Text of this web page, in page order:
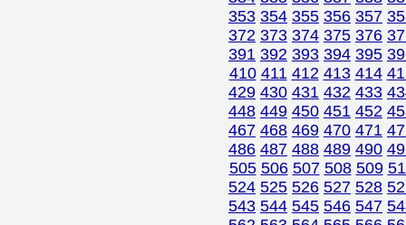
353 354 355 356 357
372 373 374 375 376
391 392 393 394 395
410 411 412 413 414
429 430 431 432 433
448 449 450 451 452
467 468 469 470 471
486 487 488 489 490
505 506 507 508 509
524 525 526 527 528
543 544 545 546 547